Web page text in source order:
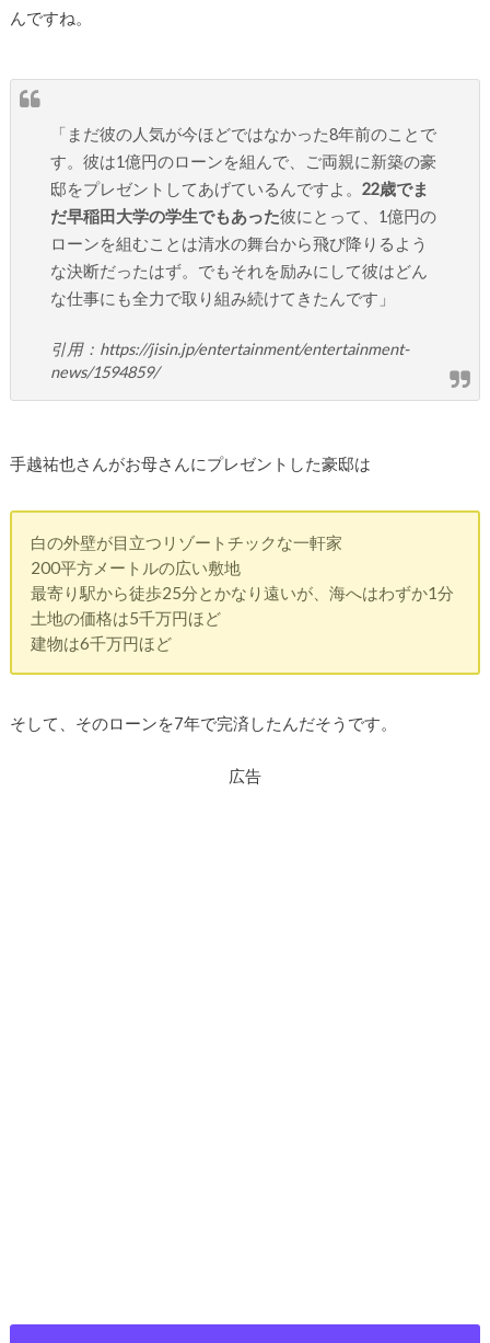
んですね。
「まだ彼の人気が今ほどではなかった8年前のことで
す。彼は1億円のローンを組んで、ご両親に新築の豪
邸をプレゼントしてあげているんですよ。22歳でま
だ早稲田大学の学生でもあった彼にとって、1億円の
ローンを組むことは清水の舞台から飛び降りるよう
な決断だったはず。でもそれを励みにして彼はどん
な仕事にも全力で取り組み続けてきたんです」
引用：https://jisin.jp/entertainment/entertainment-
news/1594859/
手越祐也さんがお母さんにプレゼントした豪邸は
白の外壁が目立つリゾートチックな一軒家
200平方メートルの広い敷地
最寄り駅から徒歩25分とかなり遠いが、海へはわずか1分
土地の価格は5千万円ほど
建物は6千万円ほど
そして、そのローンを7年で完済したんだそうです。
広告